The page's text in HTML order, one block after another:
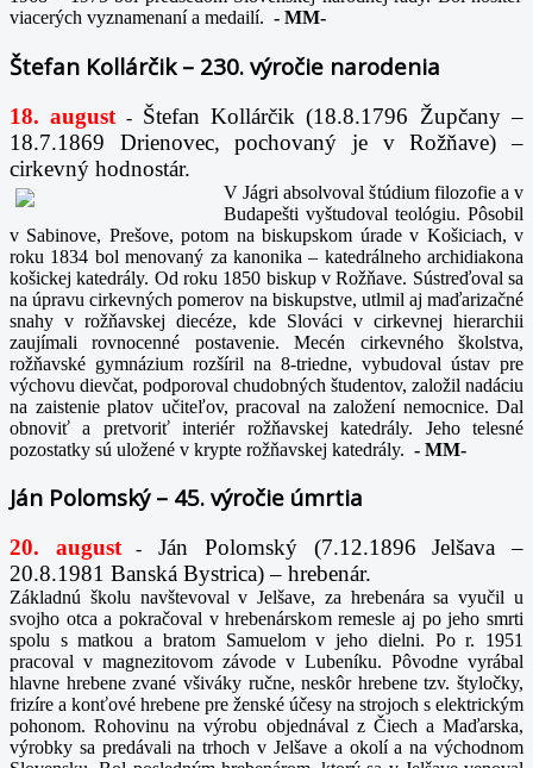
viacerých vyznamenaní a medailí. - MM-
Štefan Kollárčik – 230. výročie narodenia
18. august -
Štefan Kollárčik (18.8.1796 Župčany –
18.7.1869 Drienovec, pochovaný je v Rožňave) –
cirkevný hodnostár.
V Jágri absolvoval štúdium filozofie a v
Budapešti vyštudoval teológiu. Pôsobil
v Sabinove, Prešove, potom na biskupskom úrade v Košiciach, v
roku 1834 bol menovaný za kanonika – katedrálneho archidiakona
košickej katedrály. Od roku 1850 biskup v Rožňave. Sústreďoval sa
na úpravu cirkevných pomerov na biskupstve, utlmil aj maďarizačné
snahy v rožňavskej diecéze, kde Slováci v cirkevnej hierarchii
zaujímali rovnocenné postavenie. Mecén cirkevného školstva,
rožňavské gymnázium rozšíril na 8-triedne, vybudoval ústav pre
výchovu dievčat, podporoval chudobných študentov, založil nadáciu
na zaistenie platov učiteľov, pracoval na založení nemocnice. Dal
obnoviť a pretvoriť interiér rožňavskej katedrály. Jeho telesné
pozostatky sú uložené v krypte rožňavskej katedrály. - MM-
Ján Polomský – 45. výročie úmrtia
20. august-
Ján Polomský (7.12.1896 Jelšava –
20.8.1981 Banská Bystrica) – hrebenár.
Základnú školu navštevoval v Jelšave, za hrebenára sa vyučil u
svojho otca a pokračoval v hrebenárskom remesle aj po jeho smrti
spolu s matkou a bratom Samuelom v jeho dielni. Po r. 1951
pracoval v magnezitovom závode v Lubeníku. Pôvodne vyrábal
hlavne hrebene zvané všiváky ručne, neskôr hrebene tzv. štyločky,
frizíre a konťové hrebene pre ženské účesy na strojoch s elektrickým
pohonom. Rohovinu na výrobu objednával z Čiech a Maďarska,
výrobky sa predávali na trhoch v Jelšave a okolí a na východnom